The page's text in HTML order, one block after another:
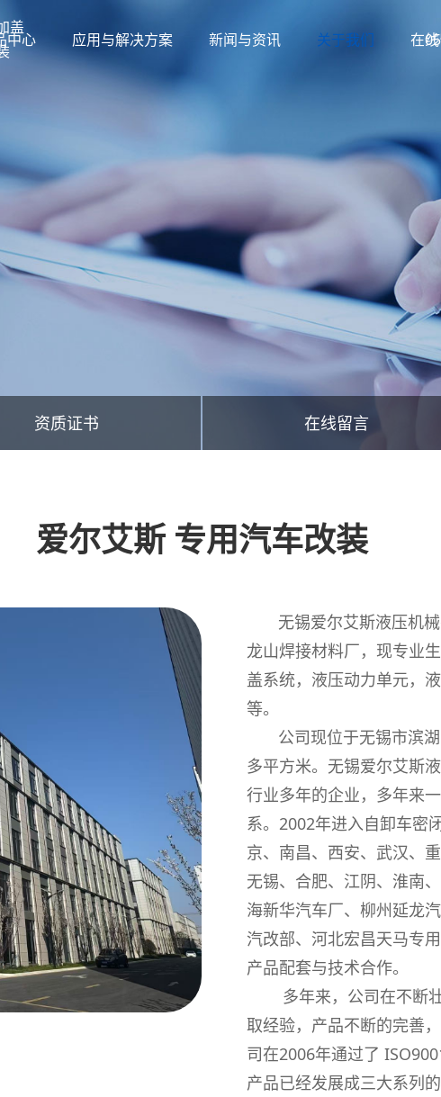
盖
中心 应用与解决方案 新闻与资讯 关于我们 在
资质证书 在线留言
爱尔艾斯 专用汽车改装
无锡爱尔艾斯液压机械
龙山焊接材料厂，现专业
盖系统，液压动力单元，
等。
公司现位于无锡市滨湖
多平方米。无锡爱尔艾斯
行业多年的企业，多年来
系。2002年进入自卸车密
京、南昌、西安、武汉、
无锡、合肥、江阴、淮南
海新华汽车厂、柳州延龙
汽改部、河北宏昌天马专
产品配套与技术合作。
多年来，公司在不断壮
取经验，产品不断的完善
司在2006年通过了
产品已经发展成三大系列